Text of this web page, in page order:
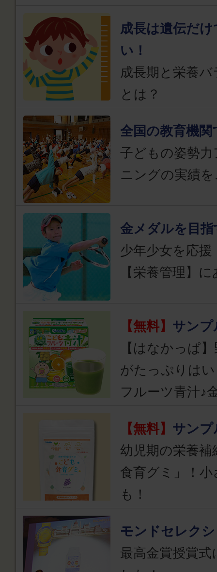
成長は遺伝だ
い！
成長期と栄養
とは？
全国の教育機関
子どもの姿勢
ニングの実績
金メダルを目指
少年少女を応
【栄養管理】
【無料】 サンプ
【はなかっぱ
がたっぷりは
フルーツ青汁♪
【無料】 サンプ
幼児期の栄養
食育グミ」！
も！
モンドセレク
最高金賞授賞